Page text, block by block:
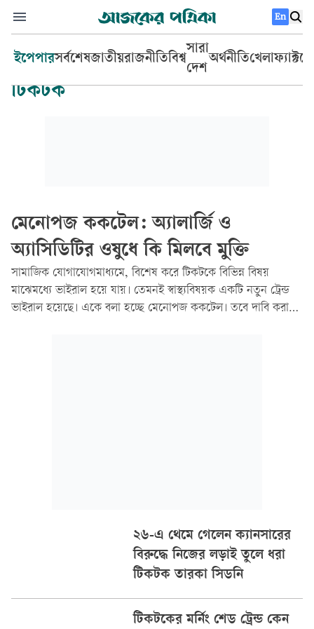
En
ইপেপারসর্বশেষজাতীয়রাজনীতিবিশ্ব
সারা
দেশ
অর্থনীতিখেলা
টিকটক
মেনোপজ ককটেল: অ্যালার্জি ও
অ্যাসিডিটির ওষুধে কি মিলবে মুক্তি
সামাজিক যোগাযোগমাধ্যমে, বিশেষ করে টিকটকে বিভিন্ন বিষয়
মাঝেমধ্যে ভাইরাল হয়ে যায়। তেমনই স্বাস্থ্যবিষয়ক একটি নতুন ট্রেন্ড
ভাইরাল হয়েছে। একে বলা হচ্ছে মেনোপজ ককটেল। তবে দাবি করা
২৬-এ থেমে গেলেন ক্যানসারের
বিরুদ্ধে নিজের লড়াই তুলে ধরা
টিকটক তারকা সিডনি
টিকটকের মর্নিং শেড ট্রেন্ড কেন